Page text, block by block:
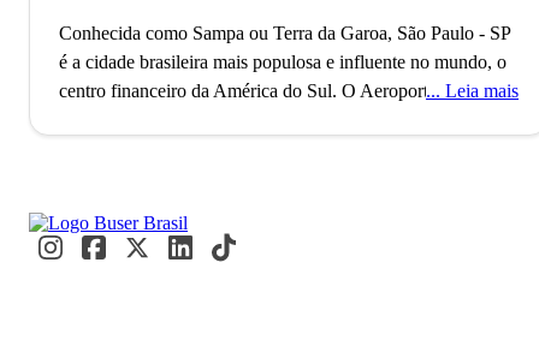
Conhecida como Sampa ou Terra da Garoa, São Paulo - SP
é a cidade brasileira mais populosa e influente no mundo, o
centro financeiro da América do Sul. O Aeroporto de
eventos internacionais como a Bienal de Arte e a São Paulo
Fashion Week acontecem. Paulistanos e visitantes se
Leia mais